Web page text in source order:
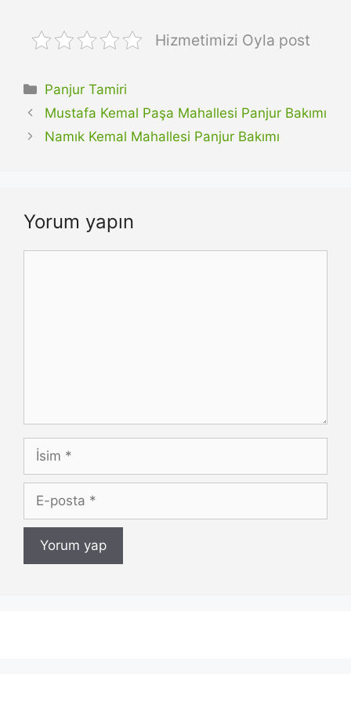
Hizmetimizi Oyla post
Kategoriler
Panjur Tamiri
Mustafa Kemal Paşa Mahallesi Panjur Bakımı
Namık Kemal Mahallesi Panjur Bakımı
Yorum yapın
İsim
posta